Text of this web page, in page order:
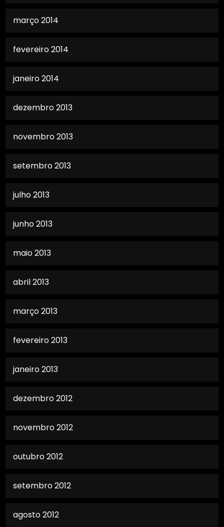
março 2014
fevereiro 2014
janeiro 2014
dezembro 2013
novembro 2013
setembro 2013
julho 2013
junho 2013
maio 2013
abril 2013
março 2013
fevereiro 2013
janeiro 2013
dezembro 2012
novembro 2012
outubro 2012
setembro 2012
agosto 2012